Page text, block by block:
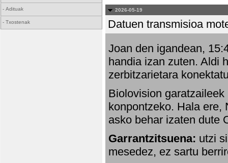
- Adituak
- Txostenak
2026-05-19
Datuen transmisioa
Joan den igandean,
handia izan zuten. Aldi
zerbitzarietara
Biolovision
konpontzeko. Hala ere,
asko behar izaten dute
Garrantzitsuena: utzi
mesedez, ez sartu